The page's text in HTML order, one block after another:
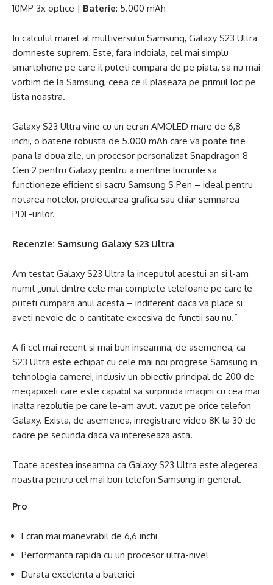
10MP 3x optice | Baterie: 5.000 mAh
In calculul maret al multiversului Samsung, Galaxy S23 Ultra
domneste suprem. Este, fara indoiala, cel mai simplu
smartphone pe care il puteti cumpara de pe piata, sa nu mai
vorbim de la Samsung, ceea ce il plaseaza pe primul loc pe
lista noastra.
Galaxy S23 Ultra vine cu un ecran AMOLED mare de 6,8
inchi, o baterie robusta de 5.000 mAh care va poate tine
pana la doua zile, un procesor personalizat Snapdragon 8
Gen 2 pentru Galaxy pentru a mentine lucrurile sa
functioneze eficient si sacru Samsung S Pen – ideal pentru
notarea notelor, proiectarea grafica sau chiar semnarea
PDF-urilor.
Recenzie: Samsung Galaxy S23 Ultra
Am testat Galaxy S23 Ultra la inceputul acestui an si l-am
numit „unul dintre cele mai complete telefoane pe care le
puteti cumpara anul acesta – indiferent daca va place si
aveti nevoie de o cantitate excesiva de functii sau nu.”
A fi cel mai recent si mai bun inseamna, de asemenea, ca
S23 Ultra este echipat cu cele mai noi progrese Samsung in
tehnologia camerei, inclusiv un obiectiv principal de 200 de
megapixeli care este capabil sa surprinda imagini cu cea mai
inalta rezolutie pe care le-am avut. vazut pe orice telefon
Galaxy. Exista, de asemenea, inregistrare video 8K la 30 de
cadre pe secunda daca va intereseaza asta.
Toate acestea inseamna ca Galaxy S23 Ultra este alegerea
noastra pentru cel mai bun telefon Samsung in general.
Pro
Ecran mai manevrabil de 6,6 inchi
Performanta rapida cu un procesor ultra-nivel
Durata excelenta a bateriei